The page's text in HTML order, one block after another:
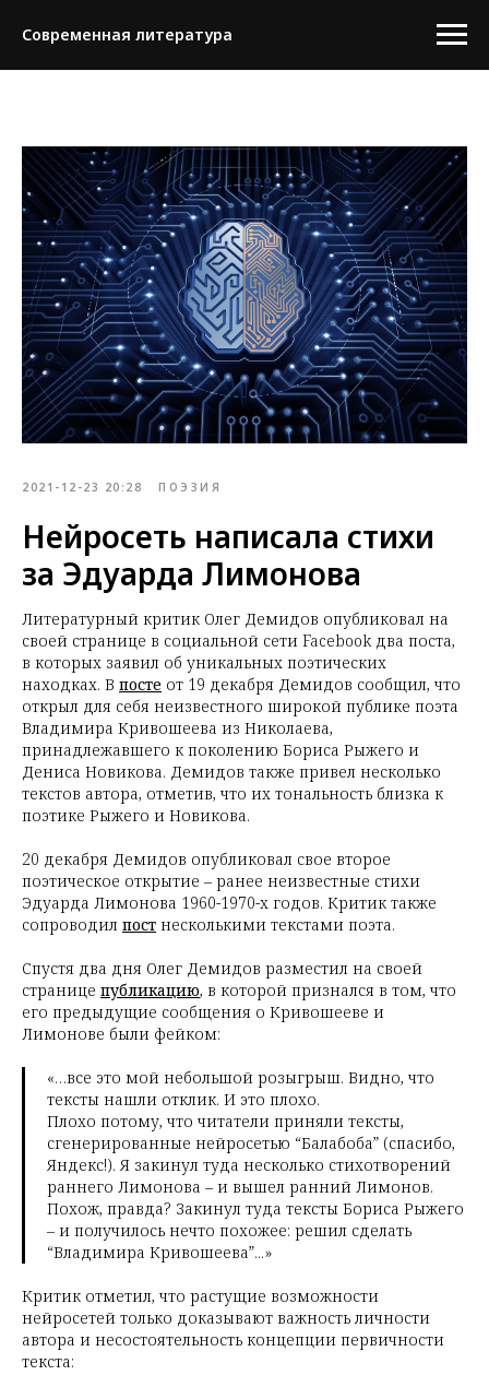
Современная литература
2021-12-23 20:28 ПОЭЗИЯ
Нейросеть написала стихи
за Эдуарда Лимонова
Литературный критик Олег Демидов опубликовал на
своей странице в социальной сети Facebook два поста,
в которых заявил об уникальных поэтических
находках. В посте от 19 декабря Демидов сообщил, что
открыл для себя неизвестного широкой публике поэта
Владимира Кривошеева из Николаева,
принадлежавшего к поколению Бориса Рыжего и
Дениса Новикова. Демидов также привел несколько
текстов автора, отметив, что их тональность близка к
поэтике Рыжего и Новикова.
20 декабря Демидов опубликовал свое второе
поэтическое открытие – ранее неизвестные стихи
Эдуарда Лимонова 1960-1970-х годов. Критик также
сопроводил пост несколькими текстами поэта.
Спустя два дня Олег Демидов разместил на своей
странице публикацию, в которой признался в том, что
его предыдущие сообщения о Кривошееве и
Лимонове были фейком:
«…все это мой небольшой розыгрыш. Видно, что
тексты нашли отклик. И это плохо.
Плохо потому, что читатели приняли тексты,
сгенерированные нейросетью “Балабоба” (спасибо,
Яндекс!). Я закинул туда несколько стихотворений
раннего Лимонова – и вышел ранний Лимонов.
Похож, правда? Закинул туда тексты Бориса Рыжего
– и получилось нечто похожее: решил сделать
“Владимира Кривошеева”...»
Критик отметил, что растущие возможности
нейросетей только доказывают важность личности
автора и несостоятельность концепции первичности
текста: